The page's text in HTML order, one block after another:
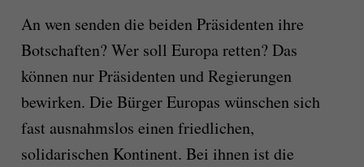
An wen senden die beiden Präsidenten ihre
Botschaften? Wer soll Europa retten? Das
können nur Präsidenten und Regierungen
bewirken. Die Bürger Europas wünschen sich
fast ausnahmslos einen friedlichen,
solidarischen Kontinent. Bei ihnen ist die